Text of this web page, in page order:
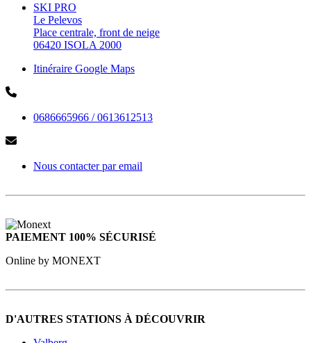
SKI PRO
Le Pelevos
Place centrale, front de neige
06420 ISOLA 2000
Itinéraire Google Maps
0686665966 / 0613612513
Nous contacter par email
PAIEMENT 100% SÉCURISÉ
Online by MONEXT
D'AUTRES STATIONS À DÉCOUVRIR